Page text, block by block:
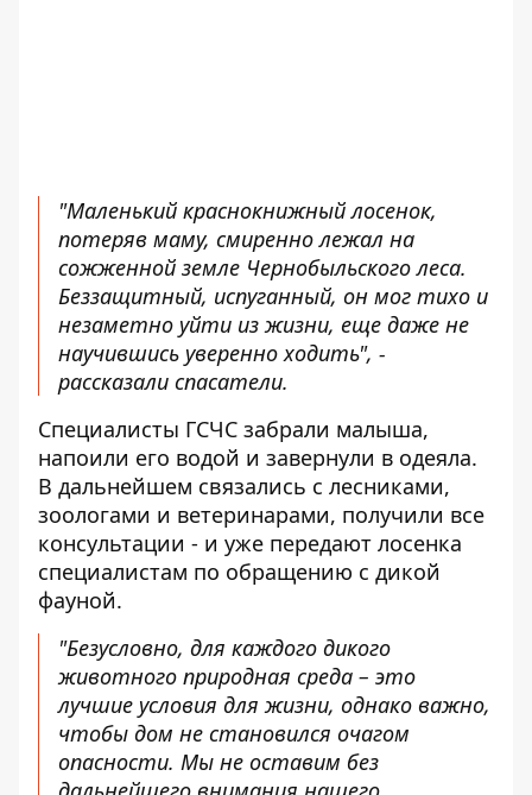
"Маленький краснокнижный лосенок,
потеряв маму, смиренно лежал на
сожженной земле Чернобыльского леса.
Беззащитный, испуганный, он мог тихо и
незаметно уйти из жизни, еще даже не
научившись уверенно ходить", -
рассказали спасатели.
Специалисты ГСЧС забрали малыша,
напоили его водой и завернули в одеяла.
В дальнейшем связались с лесниками,
зоологами и ветеринарами, получили все
консультации - и уже передают лосенка
специалистам по обращению с дикой
фауной.
"Безусловно, для каждого дикого
животного природная среда – это
лучшие условия для жизни, однако важно,
чтобы дом не становился очагом
опасности. Мы не оставим без